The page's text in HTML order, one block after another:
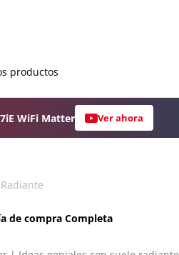
productos
WiFi Matter Ver ahora
de compra Completa